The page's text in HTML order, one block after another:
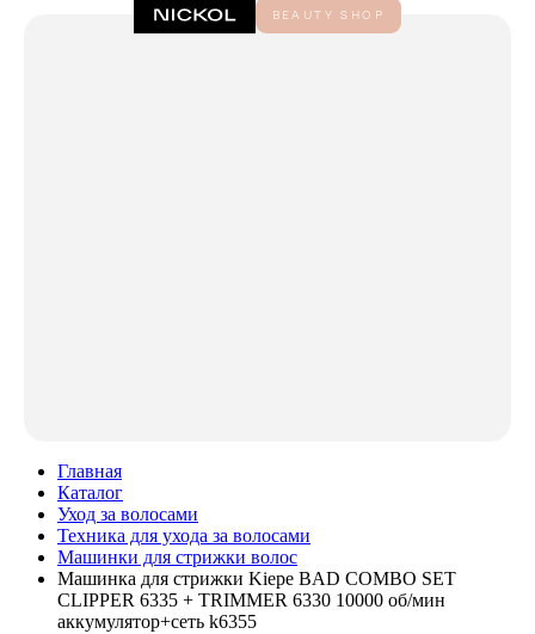
Главная
Каталог
Уход за волосами
Техника для ухода за волосами
Машинки для стрижки волос
Машинка для стрижки Kiepe BAD COMBO SET
CLIPPER 6335 + TRIMMER 6330 10000 об/мин
аккумулятор+сеть k6355